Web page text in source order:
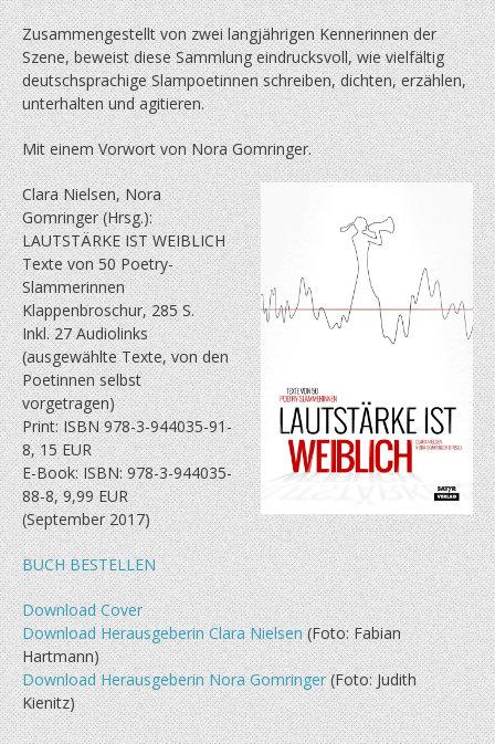
Zusammengestellt von zwei langjährigen Kennerinnen der
Szene, beweist diese Sammlung eindrucksvoll, wie vielfältig
deutschsprachige Slampoetinnen schreiben, dichten, erzählen,
unterhalten und agitieren.
Mit einem Vorwort von Nora Gomringer.
Clara Nielsen, Nora
Gomringer (Hrsg.):
LAUTSTÄRKE IST WEIBLICH
Texte von 50 Poetry-
Slammerinnen
Klappenbroschur, 285 S.
Inkl. 27 Audiolinks
(ausgewählte Texte, von den
Poetinnen selbst
vorgetragen)
Print: ISBN 978-3-944035-91-
8, 15 EUR
E-Book: ISBN: 978-3-944035-
88-8, 9,99 EUR
(September 2017)
BUCH BESTELLEN
Download Cover
Download Herausgeberin Clara Nielsen(Foto: Fabian
Hartmann)
Download Herausgeberin Nora Gomringer(Foto: Judith
Kienitz)